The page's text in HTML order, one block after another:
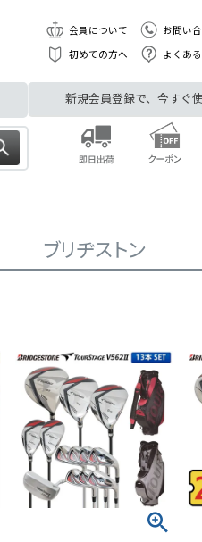
会員について
お問い
初めての方へ
よくあ
新規会員登録で、今すぐ使
ブリヂストン